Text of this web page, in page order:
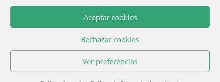
Aceptar cookies
Rechazar cookies
Ver preferencias
una
una
una
nueva
una
nueva
Aviso Legal
Términos y condiciones